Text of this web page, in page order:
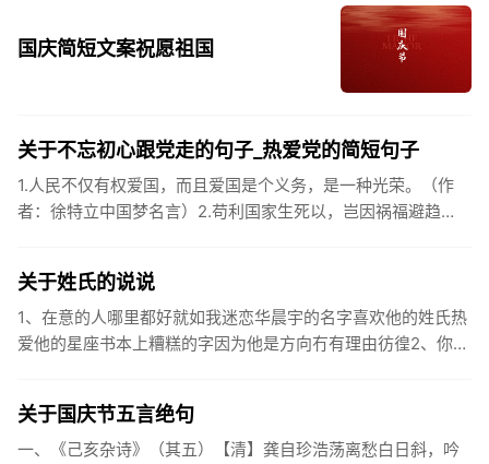
国庆简短文案祝愿祖国
关于不忘初心跟党走的句子_热爱党的简短句子
1.人民不仅有权爱国，而且爱国是个义务，是一种光荣。（作
者：徐特立中国梦名言）2.苟利国家生死以，岂因祸福避趋
关于姓氏的说说
1、在意的人哪里都好就如我迷恋华晨宇的名字喜欢他的姓氏热
爱他的星座书本上糟糕的字因为他是方向冇有理由彷徨2、你的
关于国庆节五言绝句
一、《己亥杂诗》（其五）【清】龚自珍浩荡离愁白日斜，吟